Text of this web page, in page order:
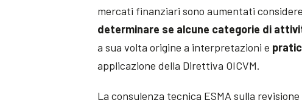
mercati finanziari sono aumentati
determinare se alcune categorie di
a sua volta origine a interpretazioni e
applicazione della Direttiva OICVM.
La consulenza tecnica ESMA sulla